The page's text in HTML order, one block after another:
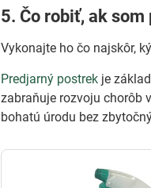
5. Čo robiť, ak
Vykonajte ho čo najskôr,
Predjarný postrek je
zabraňuje rozvoju chorôb
bohatú úrodu bez